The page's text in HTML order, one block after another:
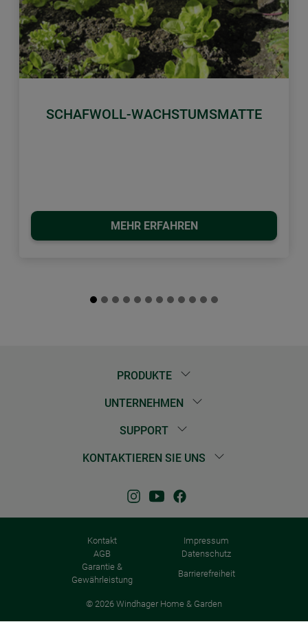
SCHAFWOLL-WACHSTUMSMATTE
MEHR ERFAHREN
Zurück Weiter
PRODUKTE
UNTERNEHMEN
SUPPORT
KONTAKTIEREN SIE UNS
Kontakt
Impressum
AGB
Datenschutz
Garantie &
Gewährleistung
Barrierefreiheit
© 2026 Windhager Home & Garden